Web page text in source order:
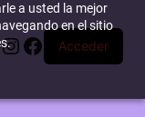
a usted la mejor
en el sitio
Instagram
Facebook
Acceder